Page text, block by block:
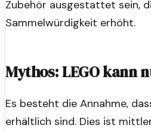
Zubehör ausgestattet sein,
Sammelwürdigkeit erhöht.
Mythos: LEGO kann
Es besteht die Annahme,
erhältlich sind. Dies ist